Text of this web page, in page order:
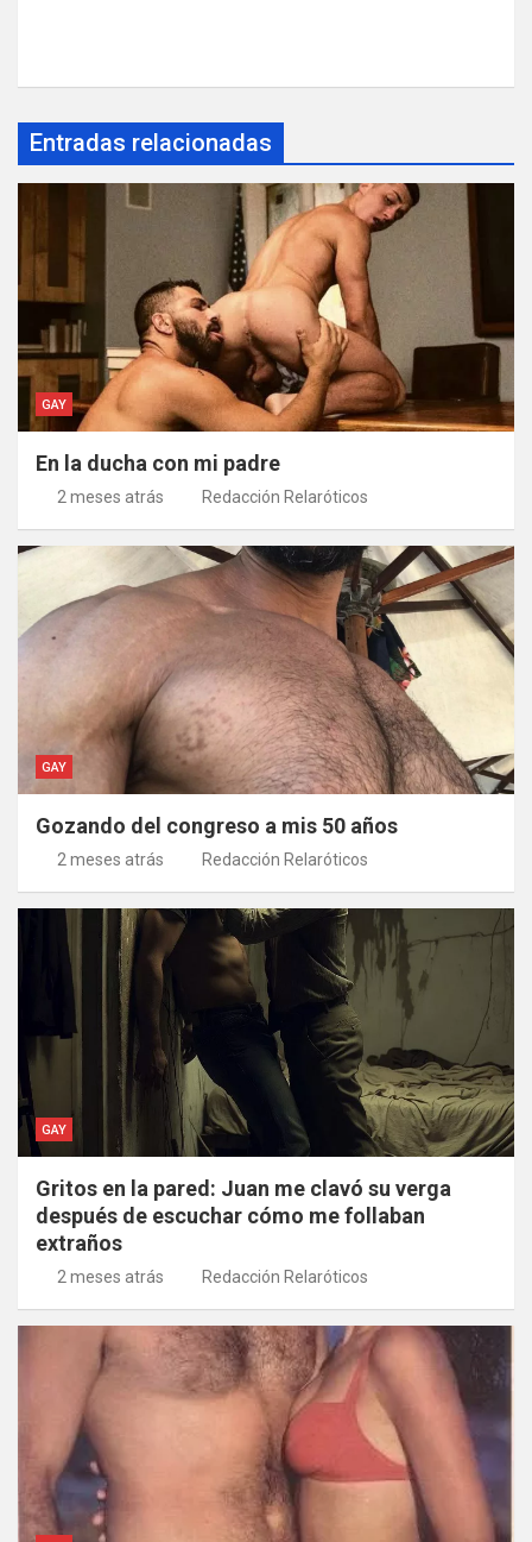
Entradas relacionadas
GAY
En la ducha con mi padre
2 meses atrás Redacción Relaróticos
GAY
Gozando del congreso a mis 50 años
2 meses atrás Redacción Relaróticos
GAY
Gritos en la pared: Juan me clavó su verga
después de escuchar cómo me follaban
extraños
2 meses atrás Redacción Relaróticos